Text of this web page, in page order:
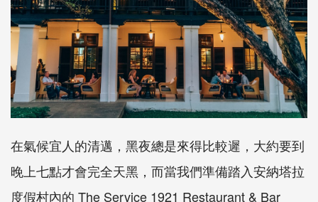
在氣候宜人的清邁，黑夜總是來得比較遲，大約要到
晚上七點才會完全天黑，而當我們準備踏入安納塔拉
度假村內的 The Service 1921 Restaurant & Bar